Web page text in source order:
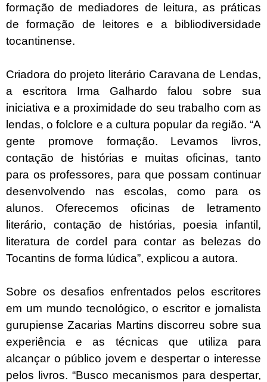
formação de mediadores de leitura, as práticas
de formação de leitores e a bibliodiversidade
tocantinense.
Criadora do projeto literário Caravana de Lendas,
a escritora Irma Galhardo falou sobre sua
iniciativa e a proximidade do seu trabalho com as
lendas, o folclore e a cultura popular da região. “A
gente promove formação. Levamos livros,
contação de histórias e muitas oficinas, tanto
para os professores, para que possam continuar
desenvolvendo nas escolas, como para os
alunos. Oferecemos oficinas de letramento
literário, contação de histórias, poesia infantil,
literatura de cordel para contar as belezas do
Tocantins de forma lúdica”, explicou a autora.
Sobre os desafios enfrentados pelos escritores
em um mundo tecnológico, o escritor e jornalista
gurupiense Zacarias Martins discorreu sobre sua
experiência e as técnicas que utiliza para
alcançar o público jovem e despertar o interesse
pelos livros. “Busco mecanismos para despertar,